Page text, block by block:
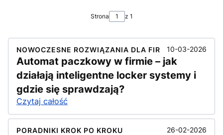
Strona z 1
NOWOCZESNE ROZWIĄZANIA DLA FIR 10-03-2026
Automat paczkowy w firmie – jak
działają inteligentne locker systemy i
gdzie się sprawdzają?
Czytaj całość
PORADNIKI KROK PO KROKU 26-02-2026